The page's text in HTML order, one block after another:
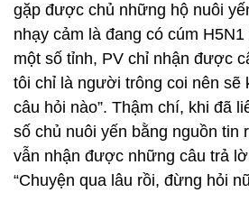
gặp được chủ những hộ nuôi
nhạy cảm là đang có cúm
một số tỉnh, PV chỉ nhận được
tôi chỉ là người trông coi nên sẽ
câu hỏi nào”. Thậm chí, khi đã
số chủ nuôi yến bằng nguồn tin
vẫn nhận được những câu trả
“Chuyện qua lâu rồi, đừng hỏi